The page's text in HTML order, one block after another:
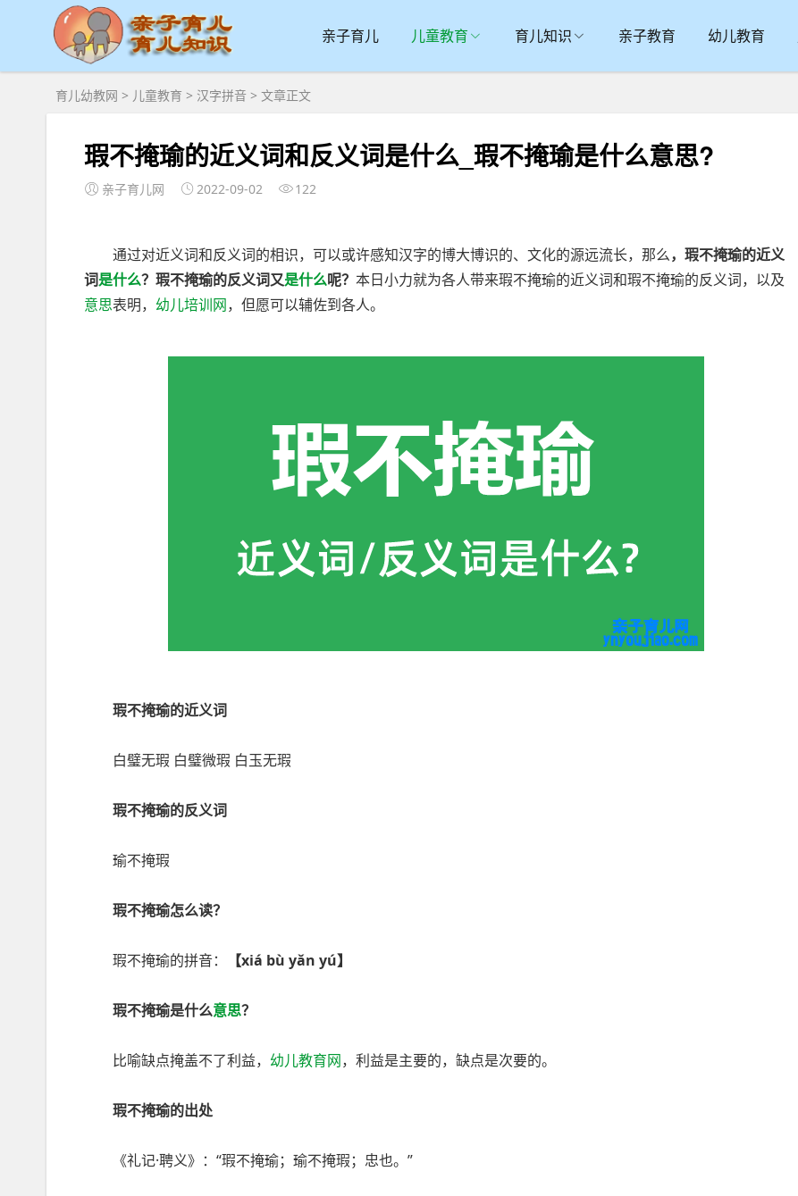
亲子育儿 儿童教育 育儿知识 亲子教育 幼儿教育
育儿幼教网 > 儿童教育 > 汉字拼音 > 文章正文
瑕不掩瑜的近义词和反义词是什么_瑕不掩瑜是什么意思?
亲子育儿网 2022-09-02 122
通过对近义词和反义词的相识，可以或许感知汉字的博大博识的、文化的源远流长，那么，瑕不掩瑜的近义
词是什么？瑕不掩瑜的反义词又是什么呢？ 本日小力就为各人带来瑕不掩瑜的近义词和瑕不掩瑜的反义词，以及
意思表明， 幼儿培训网，但愿可以辅佐到各人。
瑕不掩瑜的近义词
白璧无瑕 白璧微瑕 白玉无瑕
瑕不掩瑜的反义词
瑜不掩瑕
瑕不掩瑜怎么读？
瑕不掩瑜的拼音： 【xiá bù yǎn yú】
瑕不掩瑜是什么意思？
比喻缺点掩盖不了利益， 幼儿教育网，利益是主要的，缺点是次要的。
瑕不掩瑜的出处
《礼记·聘义》：“瑕不掩瑜；瑜不掩瑕；忠也。”